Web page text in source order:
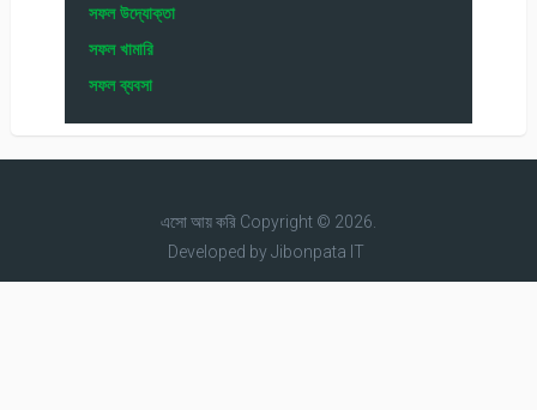
সফল উদ্যোক্তা
সফল খামারি
সফল ব্যবসা
এসো আয় করিCopyright © 2026.
Developed byJibonpata IT